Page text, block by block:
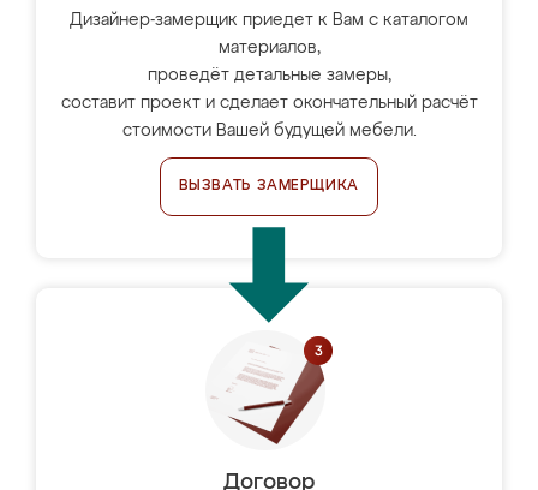
Дизайнер-замерщик приедет к Вам с каталогом
материалов,
проведёт детальные замеры,
составит проект и сделает окончательный расчёт
стоимости Вашей будущей мебели.
ВЫЗВАТЬ ЗАМЕРЩИКА
Договор